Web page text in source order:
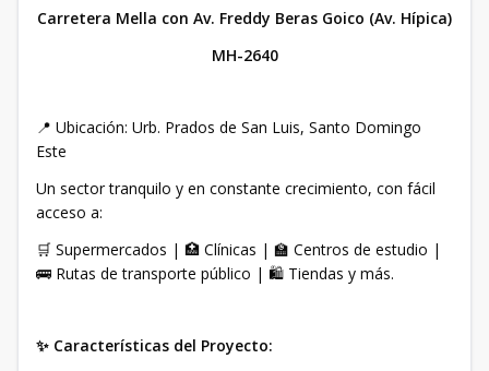
Carretera Mella con Av. Freddy Beras Goico (Av. Hípica)
MH-2640
📍 Ubicación: Urb. Prados de San Luis, Santo Domingo
Este
Un sector tranquilo y en constante crecimiento, con fácil
acceso a:
🛒 Supermercados | 🏥 Clínicas | 🏫 Centros de estudio |
🚌 Rutas de transporte público | 🛍️ Tiendas y más.
✨ Características del Proyecto: